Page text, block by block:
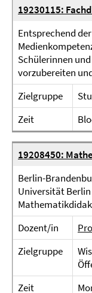
19230115:
Entsprechend
Schülerinnen
vorzubereiten
Zielgruppe
Zeit
19208450:
Berlin-
Universität
Dozent/in
Zielgruppe
Zeit